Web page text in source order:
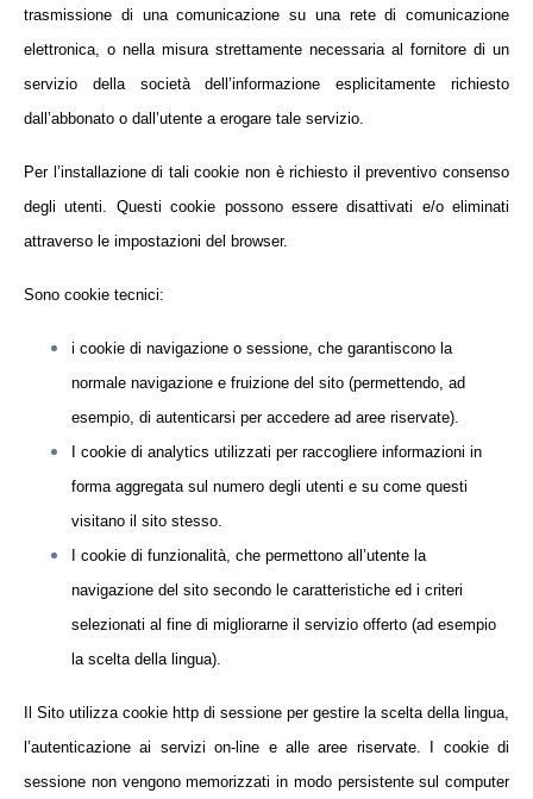
trasmissione di una comunicazione su una rete di comunicazione
elettronica, o nella misura strettamente necessaria al fornitore di un
servizio della società dell’informazione esplicitamente richiesto
dall’abbonato o dall’utente a erogare tale servizio.
Per l’installazione di tali cookie non è richiesto il preventivo consenso
degli utenti. Questi cookie possono essere disattivati e/o eliminati
attraverso le impostazioni del browser.
Sono cookie tecnici:
i cookie di navigazione o sessione, che garantiscono la
normale navigazione e fruizione del sito (permettendo, ad
esempio, di autenticarsi per accedere ad aree riservate).
I cookie di analytics utilizzati per raccogliere informazioni in
forma aggregata sul numero degli utenti e su come questi
visitano il sito stesso.
I cookie di funzionalità, che permettono all’utente la
navigazione del sito secondo le caratteristiche ed i criteri
selezionati al fine di migliorarne il servizio offerto (ad esempio
la scelta della lingua).
Il Sito utilizza cookie http di sessione per gestire la scelta della lingua,
l’autenticazione ai servizi on-line e alle aree riservate. I cookie di
sessione non vengono memorizzati in modo persistente sul computer